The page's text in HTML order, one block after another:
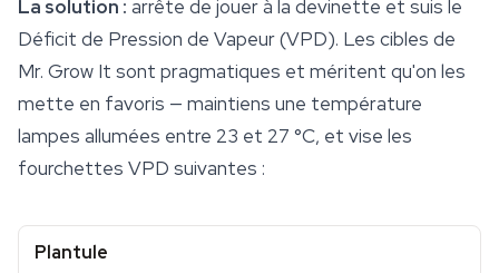
La solution : arrête de jouer à la devinette et suis le
Déficit de Pression de Vapeur (VPD). Les cibles de
Mr. Grow It sont pragmatiques et méritent qu'on les
mette en favoris — maintiens une température
lampes allumées entre 23 et 27 °C, et vise les
fourchettes VPD suivantes :
Plantule